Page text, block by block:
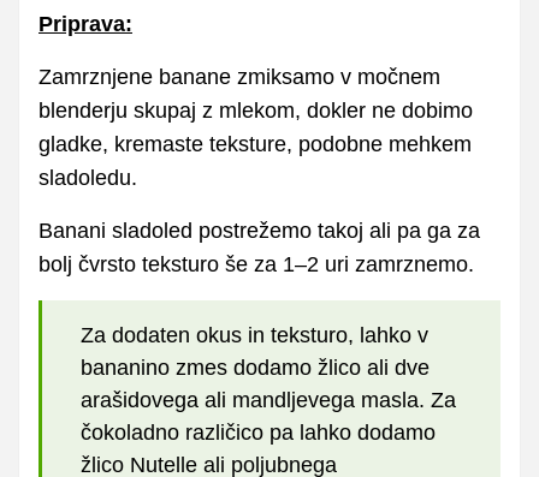
Priprava:
Zamrznjene banane zmiksamo v močnem
blenderju skupaj z mlekom, dokler ne dobimo
gladke, kremaste teksture, podobne mehkem
sladoledu.
Banani sladoled postrežemo takoj ali pa ga za
bolj čvrsto teksturo še za 1–2 uri zamrznemo.
Za dodaten okus in teksturo, lahko v
bananino zmes dodamo žlico ali dve
arašidovega ali mandljevega masla. Za
čokoladno različico pa lahko dodamo
žlico Nutelle ali poljubnega